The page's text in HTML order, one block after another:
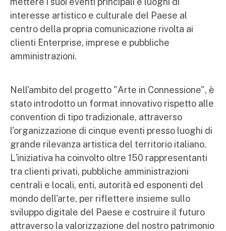
interesse artistico e culturale del Paese al
centro della propria comunicazione rivolta ai
clienti Enterprise, imprese e pubbliche
amministrazioni.
Nell'ambito del progetto "Arte in Connessione", è
stato introdotto un format innovativo rispetto alle
convention di tipo tradizionale, attraverso
l'organizzazione di cinque eventi presso luoghi di
grande rilevanza artistica del territorio italiano.
L'iniziativa ha coinvolto oltre 150 rappresentanti
tra clienti privati, pubbliche amministrazioni
centrali e locali, enti, autorità ed esponenti del
mondo dell'arte, per riflettere insieme sullo
sviluppo digitale del Paese e costruire il futuro
attraverso la valorizzazione del nostro patrimonio